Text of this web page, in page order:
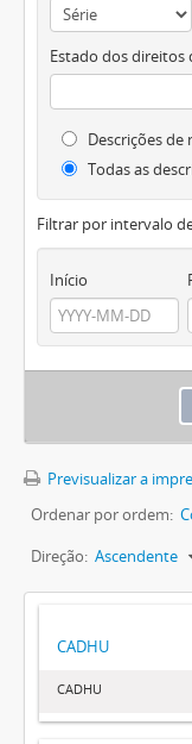
Estado dos direitos
Descrições
Todas as
Filtrar por intervalo
Início
Previsualizar a
Ordenar por ordem:
Direção: Ascendente
CADHU
CADHU